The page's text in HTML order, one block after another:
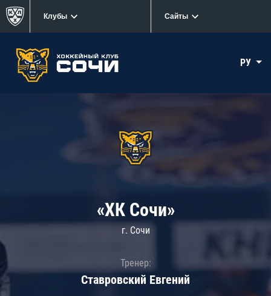
Клубы Сайты
РУ
«ХК Сочи»
г. Сочи
Тренер:
Ставровский Евгений